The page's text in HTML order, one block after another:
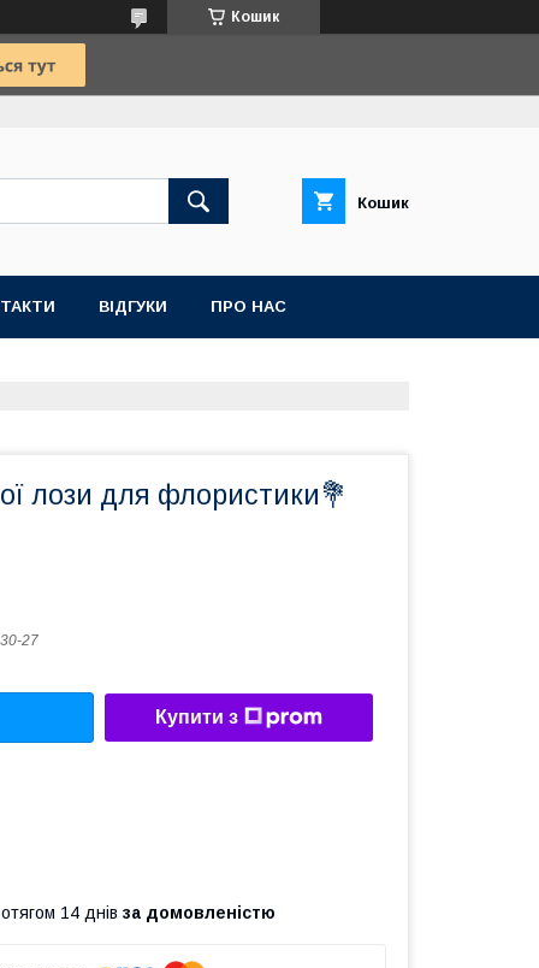
Кошик
Кошик
ВІДГУКИ ПРО НАС
лози для флористики💐
27
Купити з
14 днів за домовленістю